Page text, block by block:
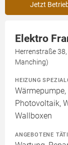
Jetzt
Elektro
Herrenstraße
Manching)
HEIZUNG
Photovoltaik,
Wallboxen
ANGEBOTENE